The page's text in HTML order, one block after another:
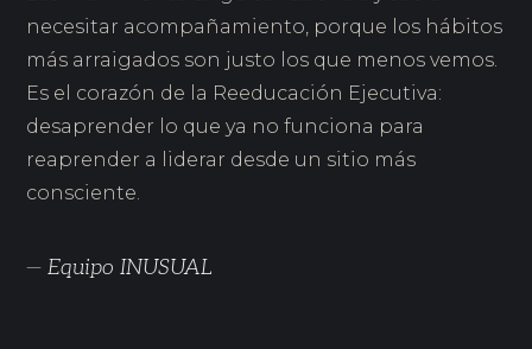
necesitar acompañamiento, porque los hábitos
más arraigados son justo los que menos vemos.
Es el corazón de la Reeducación Ejecutiva:
desaprender lo que ya no funciona para
reaprender a liderar desde un sitio más
consciente.
— Equipo INUSUAL